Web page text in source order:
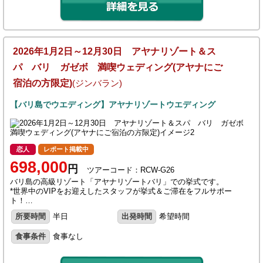
2026年1月2日～12月30日 アヤナリゾート＆ス
パ バリ ガゼボ 満喫ウェディング(アヤナにご
宿泊の方限定)(ジンバラン)
【バリ島でウエディング】アヤナリゾートウエディング
恋人 レポート掲載中
698,000 円
ツアーコード：RCW-G26
バリ島の高級リゾート「アヤナリゾートバリ」での挙式です。
*世界中のVIPをお迎えしたスタッフが挙式＆ご滞在をフルサポー
ト！…
所要時間
半日 出発時間 希望時間
食事条件 食事なし